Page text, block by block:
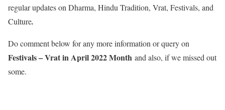
regular updates on Dharma, Hindu Tradition, Vrat, Festivals, and
Culture.
Do comment below for any more information or query on
Festivals – Vrat in April 2022 Month and also, if we missed out
some.